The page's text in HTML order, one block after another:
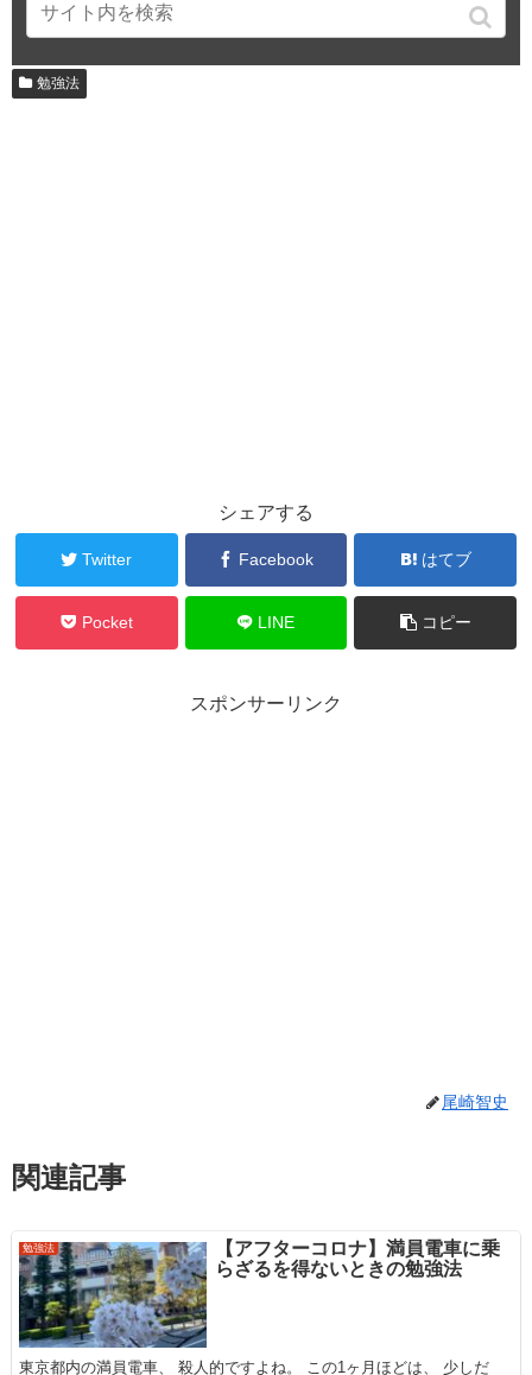
勉強法
シェアする
Twitter Facebook はてブ
Pocket LINE コピー
スポンサーリンク
尾崎智史
関連記事
勉強法
【アフターコロナ】満員電車に乗
らざるを得ないときの勉強法
東京都内の満員電車、 殺人的ですよね。 この1ヶ月ほどは、 少しだ